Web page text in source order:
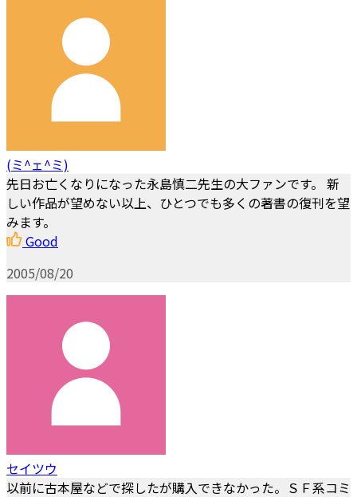
(ミ^ェ^ミ)
先日お亡くなりになった永島慎二先生の大ファンです。 新
しい作品が望めない以上、ひとつでも多くの著書の復刊を望
みます。
Good
2005/08/20
セイツウ
以前に古本屋などで探したが購入できなかった。ＳＦ系コミ